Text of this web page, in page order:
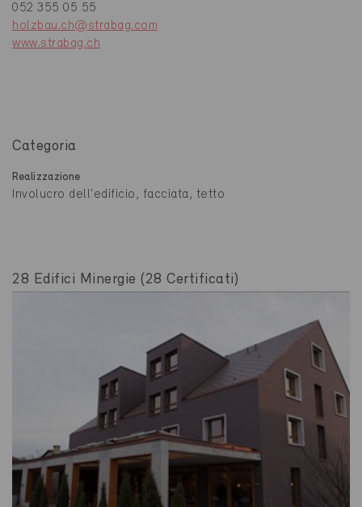
052 355 05 55
holzbau.ch@strabag.com
www.strabag.ch
Categoria
Realizzazione
Involucro dell'edificio, facciata, tetto
28 Edifici Minergie (28 Certificati)